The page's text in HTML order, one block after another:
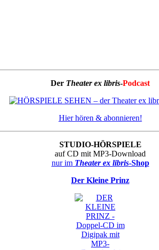
Der Theater ex libris-Podcast
Hier hören & abonnieren!
STUDIO-HÖRSPIELE
auf CD mit MP3-Download
nur imTheater ex libris-Shop
Der Kleine Prinz